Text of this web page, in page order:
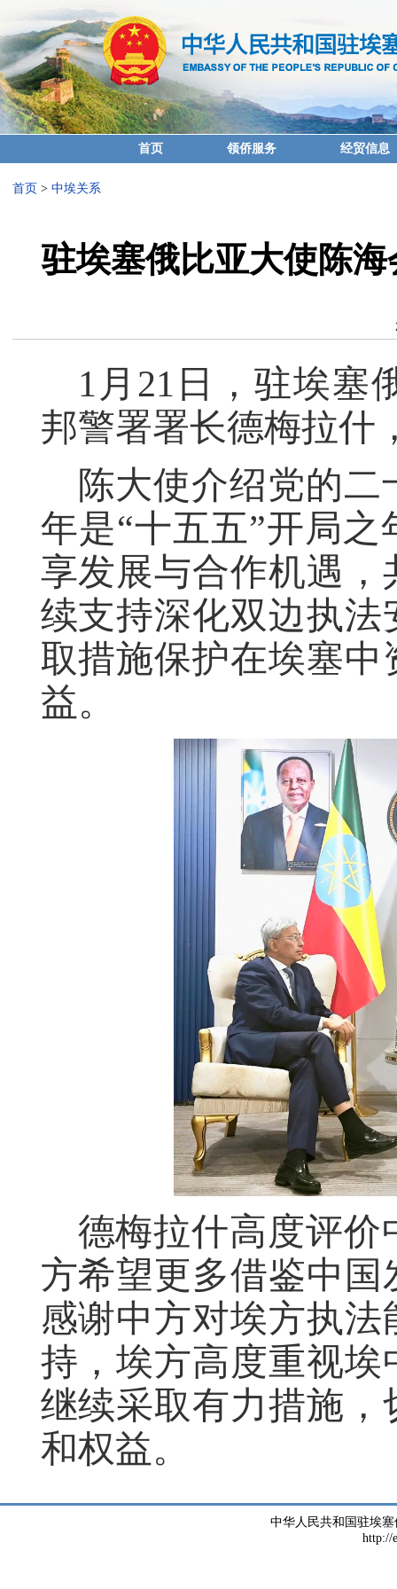
首页 领侨服务 经贸信息
首页 > 中埃关系
驻埃塞俄比亚大使陈
1月21日，驻埃塞
邦警署署长德梅拉什
陈大使介绍党的
年是“十五五”开局
享发展与合作机遇
续支持深化双边执
取措施保护在埃塞
益。
德梅拉什高度评价
方希望更多借鉴中
感谢中方对埃方执
持，埃方高度重视
继续采取有力措施
和权益。
中华人民共和国驻埃
http://